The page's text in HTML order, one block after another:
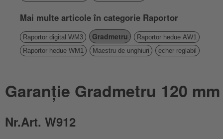
Mai multe articole în categorie Raportor
Raportor digital WM3 Gradmetru
Raportor hedue AW1
Raportor hedue WM1
Maestru de unghiuri echer reglabil
Garanție Gradmetru 120 mm
Nr.Art. W912